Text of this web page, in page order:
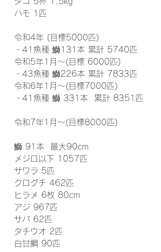
ハモ 1匹
令和4年 (目標5000匹)
・41魚種 鰤131本 累計 5740匹
令和5年1月～(目標 6000匹)
・43魚種 鰤226本 累計 7833匹
令和6年1月～(目標7000匹)
・41魚種 鰤 331本  累計 8351匹
令和7年1月～(目標8000匹)
鰤 91本  最大90cm
メジロ以下 1057匹
サワラ 5匹
クログチ 462匹
ヒラメ 6枚 80cm
アジ 967匹
サバ 62匹
タチウオ 2匹
白甘鯛 90匹